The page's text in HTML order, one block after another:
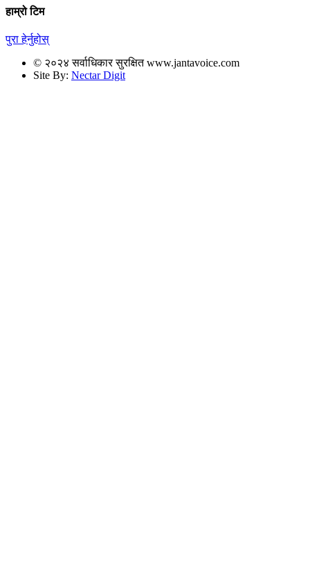
हाम्रो टिम
पुरा हेर्नुहोस्
© २०२४ सर्वाधिकार सुरक्षित www.jantavoice.com
Site By: Nectar Digit